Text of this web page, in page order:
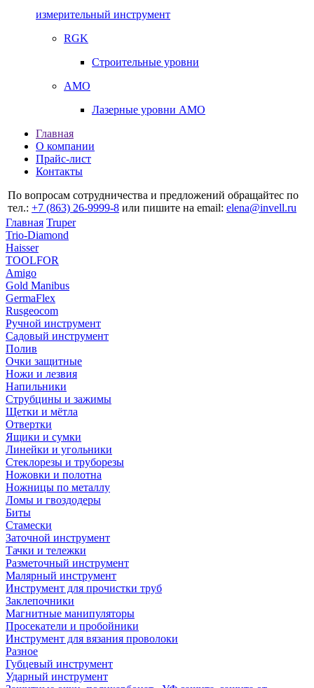
измерительный инструмент
RGK
Строительные уровни
AMO
Лазерные уровни AMO
Главная
О компании
Прайс-лист
Контакты
По вопросам сотрудничества и предложений обращайтес по
тел.: +7 (863) 26‐9999‐8 или пишите на email: elena@invell.ru
Главная Truper
Trio-Diamond
Haisser
TOOLFOR
Amigo
Gold Manibus
GermaFlex
Rusgeocom
Ручной инструмент
Садовый инструмент
Полив
Очки защитные
Ножи и лезвия
Напильники
Струбцины и зажимы
Щетки и мётла
Отвертки
Ящики и сумки
Линейки и угольники
Стеклорезы и труборезы
Ножовки и полотна
Ножницы по металлу
Ломы и гвоздодеры
Биты
Стамески
Заточной инструмент
Тачки и тележки
Разметочный инструмент
Малярный инструмент
Инструмент для прочистки труб
Заклепочники
Магнитные манипуляторы
Просекатели и пробойники
Инструмент для вязания проволоки
Разное
Губцевый инструмент
Ударный инструмент